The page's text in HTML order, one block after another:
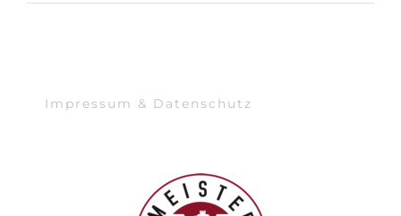
Impressum & Datenschutz